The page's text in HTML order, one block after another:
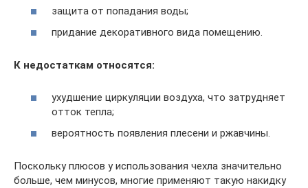
защита от попадания воды;
придание декоративного вида помещению.
К недостаткам относятся:
ухудшение циркуляции воздуха, что затрудняет
отток тепла;
вероятность появления плесени и ржавчины.
Поскольку плюсов у использования чехла значительно
больше, чем минусов, многие применяют такую накидку